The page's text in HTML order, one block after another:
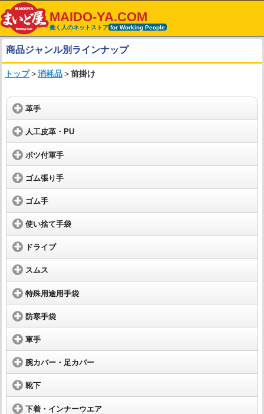
MAIDO-YA.COM
働く人のネットストア for Working People
商品ジャンル別ラインナップ
トップ>消耗品>前掛け
革手
人工皮革・PU
ボツ付軍手
ゴム張り手
ゴム手
使い捨て手袋
ドライブ
スムス
特殊用途用手袋
防寒手袋
軍手
腕カバー・足カバー
靴下
下着・インナーウエア